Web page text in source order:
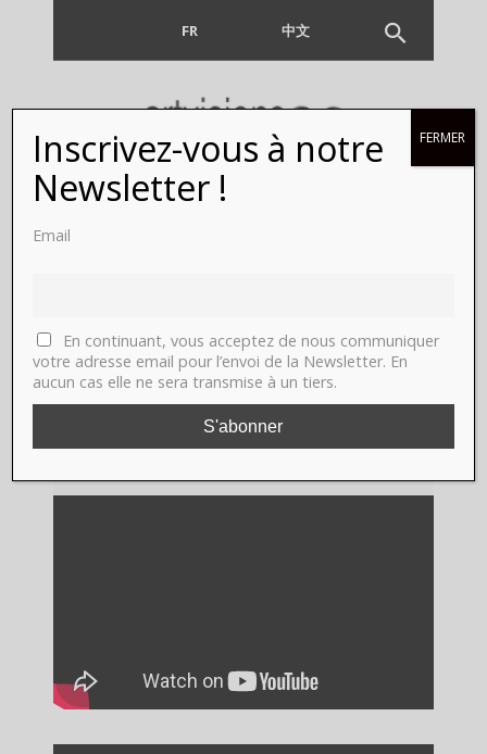
FR 中文
PHOTO en
VIDEO
Inscrivez-vous à notre
Newsletter !
Email
En continuant, vous acceptez de nous communiquer
votre adresse email pour l’envoi de la Newsletter. En
aucun cas elle ne sera transmise à un tiers.
FERMER